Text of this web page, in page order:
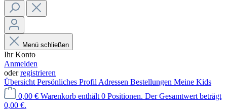
Menü schließen
Ihr Konto
Anmelden
oderregistrieren
Übersicht Persönliches Profil Adressen Bestellungen Meine Kids
0,00 € Warenkorb enthält 0 Positionen. Der Gesamtwert beträgt
0,00 €.